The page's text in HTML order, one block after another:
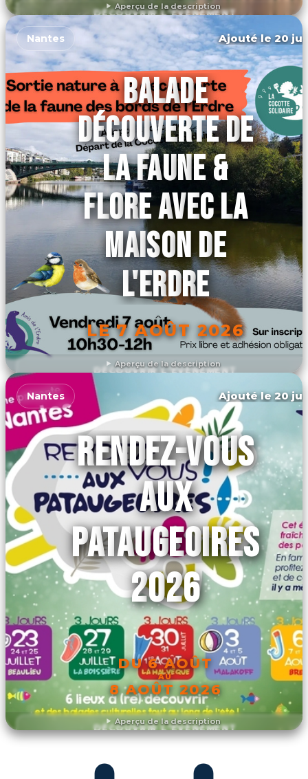
Aperçu de la description
DÉCOUVRIR L'ÉVÉNEMENT
Aperçu de la description
Nantes Ajouté le 20
BALADE
DÉCOUVERTE DE
LA FAUNE &
FLORE AVEC LA
MAISON DE
L'ERDRE
LE 7 AOÛT 2026
DÉCOUVRIR L'ÉVÉNEMENT
Aperçu de la description
Nantes Ajouté le 20
RENDEZ-VOUS
AUX
PATAUGEOIRES
2026
DU 6 AOÛT
AU
8 AOÛT 2026
DÉCOUVRIR L'ÉVÉNEMENT